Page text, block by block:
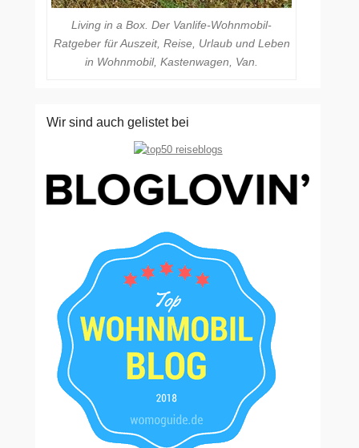
Living in a Box. Der Vanlife-Wohnmobil-
Ratgeber für Auszeit, Reise, Urlaub und Leben
in Wohnmobil, Kastenwagen, Van.
Wir sind auch gelistet bei